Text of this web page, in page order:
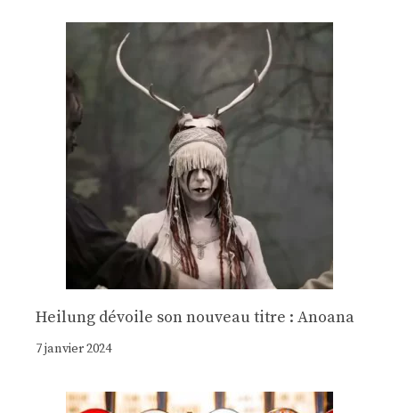
Heilung dévoile son nouveau titre : Anoana
7 janvier 2024